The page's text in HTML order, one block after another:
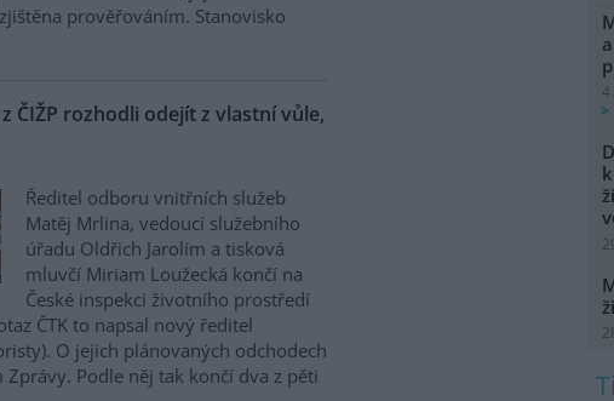
prověřováním. Stanovisko
ČIŽP rozhodli odejít z vlastní vůle,
Ředitel odboru vnitřních služeb
Matěj Mrlina, vedoucí služebního
úřadu Oldřich Jarolím a tisková
mluvčí Miriam Loužecká končí na
České inspekci životního prostředí
ČTK to napsal nový ředitel
O jejich plánovaných odchodech
Zprávy. Podle něj tak končí dva z pěti